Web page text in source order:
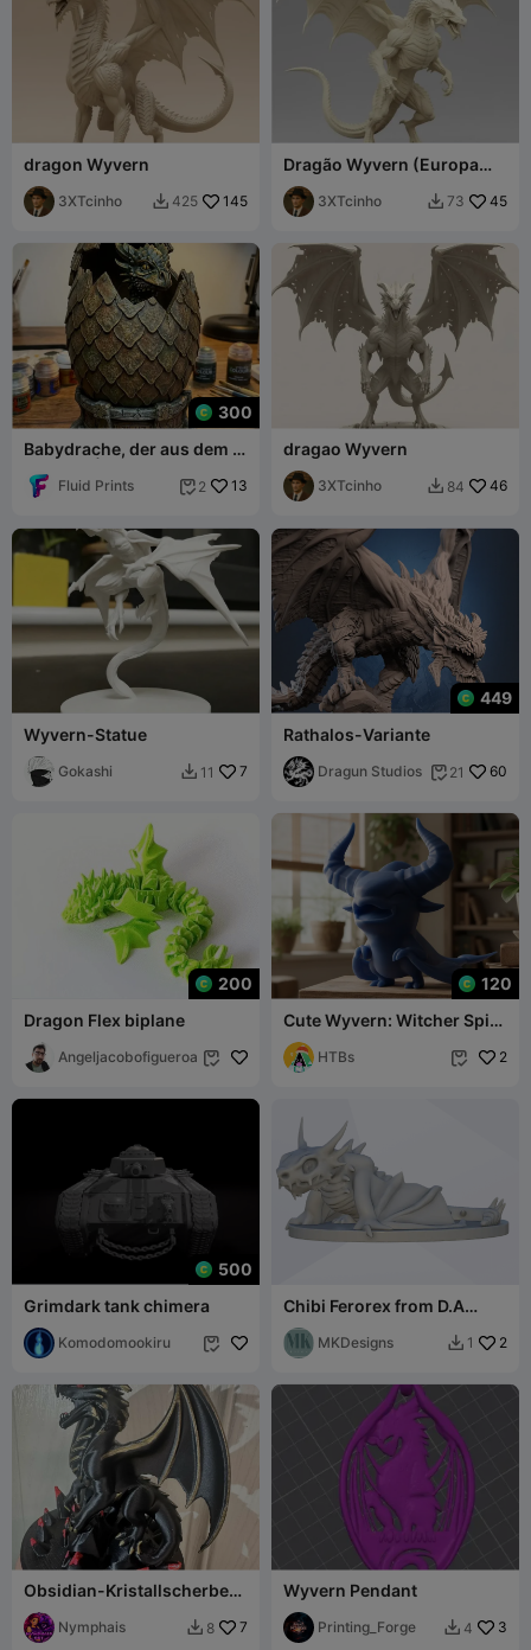
dragon Wyvern
3XTcinho  425 145
Dragão Wyvern (Europa
Medieval)
3XTcinho  73 45
300
Babydrache, der aus dem Ei
StatueFluid Prints  2 13
dragao Wyvern
3XTcinho  84 46
Wyvern-Statue
Gokashi  11 7
449
Rathalos-Variante
Dragun Studios  21 60
200
Dragon Flex biplane
Angeljacobofigueroa 
120
Cute Wyvern: Witcher Spirit
🐉✨
HTBs  2
500
Grimdark tank chimera
Komodomookiru 
Chibi Ferorex from D.A
Roblox
MKDesigns  1 2
Obsidian-Kristallscherben-
Drachen-Wyrm-Statue
Nymphais  8 7
Wyvern Pendant
Printing_Forge  4 3